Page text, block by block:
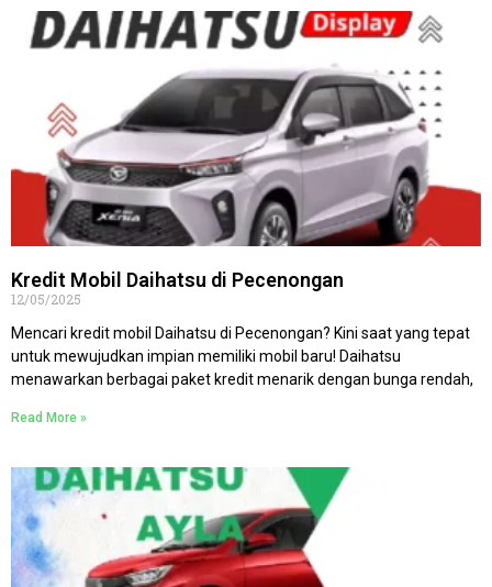
Kredit Mobil Daihatsu di Pecenongan
12/05/2025
Mencari kredit mobil Daihatsu di Pecenongan? Kini saat yang tepat
untuk mewujudkan impian memiliki mobil baru! Daihatsu
menawarkan berbagai paket kredit menarik dengan bunga rendah,
Read More »